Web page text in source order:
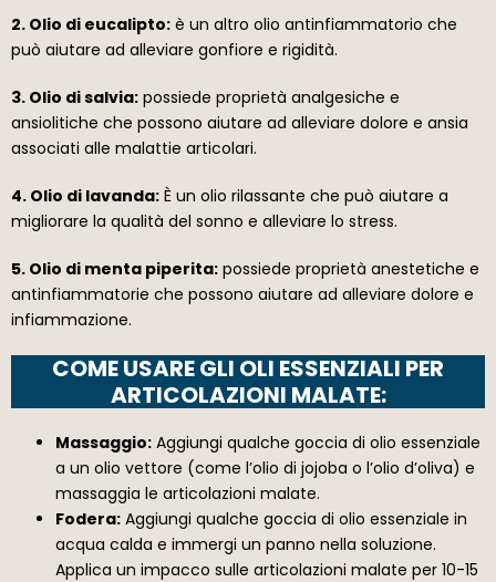
2. Olio di eucalipto: è un altro olio antinfiammatorio che
può aiutare ad alleviare gonfiore e rigidità.
3. Olio di salvia: possiede proprietà analgesiche e
ansiolitiche che possono aiutare ad alleviare dolore e ansia
associati alle malattie articolari.
4. Olio di lavanda: È un olio rilassante che può aiutare a
migliorare la qualità del sonno e alleviare lo stress.
5. Olio di menta piperita: possiede proprietà anestetiche e
antinfiammatorie che possono aiutare ad alleviare dolore e
infiammazione.
COME USARE GLI OLI ESSENZIALI PER
ARTICOLAZIONI MALATE:
Massaggio: Aggiungi qualche goccia di olio essenziale
a un olio vettore (come l’olio di jojoba o l’olio d’oliva) e
massaggia le articolazioni malate.
Fodera: Aggiungi qualche goccia di olio essenziale in
acqua calda e immergi un panno nella soluzione.
Applica un impacco sulle articolazioni malate per 10-15